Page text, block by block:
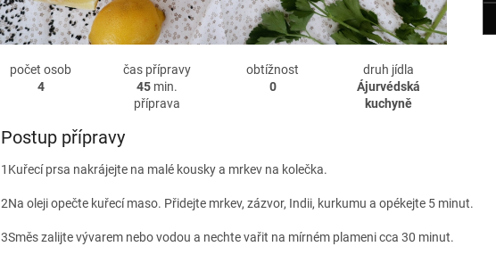
počet osob
4
čas přípravy
45min.
příprava
obtížnost
0
druh jídla
Ájurvédská
kuchyně
Postup přípravy
1 Kuřecí prsa nakrájejte na malé kousky a mrkev na kolečka.
2Na oleji opečte kuřecí maso. Přidejte mrkev, zázvor, Indii, kurkumu a opékejte 5 minut.
3Směs zalijte vývarem nebo vodou a nechte vařit na mírném plameni cca 30 minut.